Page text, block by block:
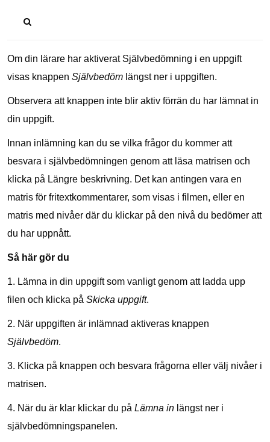
Om din lärare har aktiverat Självbedömning i en uppgift
visas knappen Självbedöm längst ner i uppgiften.
Observera att knappen inte blir aktiv förrän du har lämnat in
din uppgift.
Innan inlämning kan du se vilka frågor du kommer att
besvara i självbedömningen genom att läsa matrisen och
klicka på Längre beskrivning. Det kan antingen vara en
matris för fritextkommentarer, som visas i filmen, eller en
matris med nivåer där du klickar på den nivå du bedömer att
du har uppnått.
Så här gör du
1. Lämna in din uppgift som vanligt genom att ladda upp
filen och klicka på Skicka uppgift.
2. När uppgiften är inlämnad aktiveras knappen
Självbedöm.
3. Klicka på knappen och besvara frågorna eller välj nivåer i
matrisen.
4. När du är klar klickar du på Lämna in längst ner i
självbedömningspanelen.